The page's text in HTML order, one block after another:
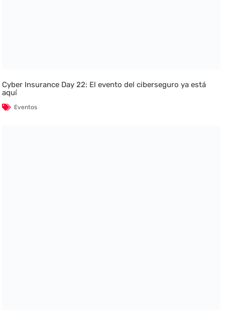
Cyber Insurance Day 22: El evento del ciberseguro ya está
aquí
Eventos